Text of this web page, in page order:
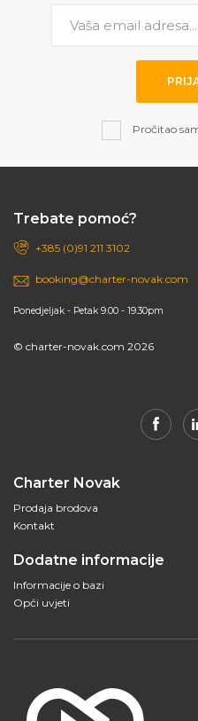
Pročitao
Trebate pomoć?
+385 (0)91 211 3102
booking@charter-novak.com
Ponedjeljak - Petak 9.00 - 19.30pm
© charter-novak.com 2026
Charter Novak
Prodaja brodova
Kontakt
Dodatne informacije
Informacije o bazi
Opći uvjeti